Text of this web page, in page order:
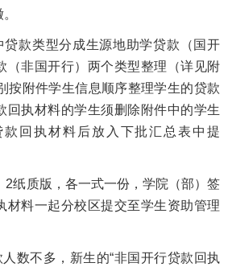
。
款类型分成生源地助学贷款（国开
（非国开行）两个类型整理（详见附
按附件学生信息顺序整理学生的贷款
回执材料的学生须删除附件中的学生
回执材料后放入下批汇总表中提
纸质版，各一式一份，学院（部）签
材料一起分校区提交至学生资助管理
数不多，新生的“非国开行贷款回执